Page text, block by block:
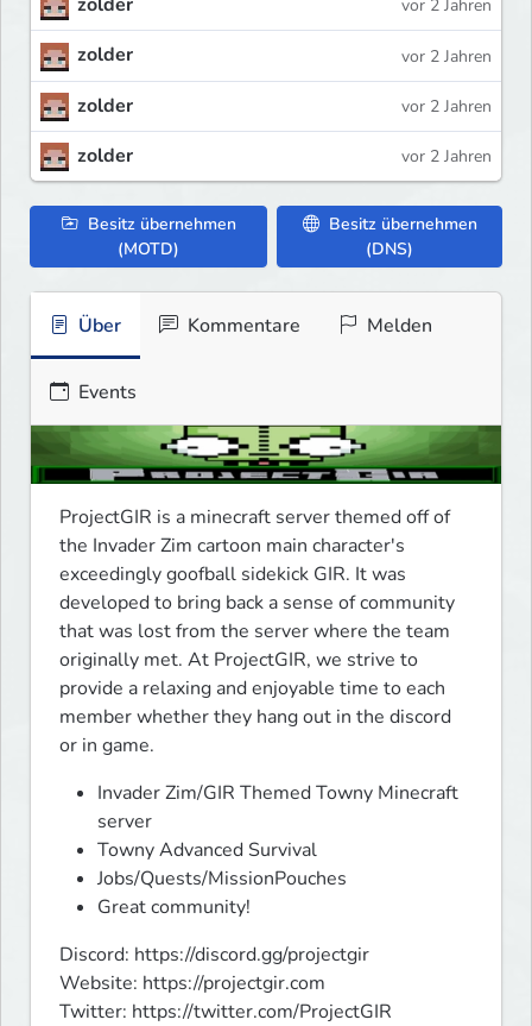
vor 2 Jahren
zolder vor 2 Jahren
zolder vor 2 Jahren
zolder vor 2 Jahren
Besitz übernehmen
(MOTD)
Besitz übernehmen
(DNS)
Über Kommentare Melden
Events
ProjectGIR is a minecraft server themed off of
the Invader Zim cartoon main character's
exceedingly goofball sidekick GIR. It was
developed to bring back a sense of community
that was lost from the server where the team
originally met. At ProjectGIR, we strive to
provide a relaxing and enjoyable time to each
member whether they hang out in the discord
or in game.
Invader Zim/GIR Themed Towny Minecraft
server
Towny Advanced Survival
Jobs/Quests/MissionPouches
Great community!
Discord: https://discord.gg/projectgir
Website: https://projectgir.com
Twitter: https://twitter.com/ProjectGIR